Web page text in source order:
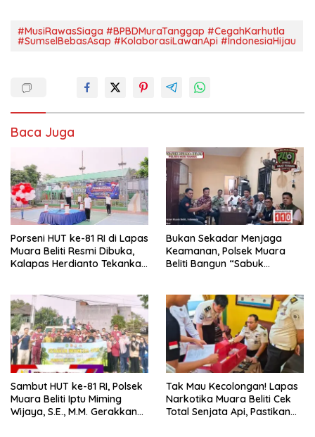
#MusiRawasSiaga #BPBDMuraTanggap #CegahKarhutla
#SumselBebasAsap #KolaborasiLawanApi #IndonesiaHijau
Baca Juga
Porseni HUT ke-81 RI di Lapas
Muara Beliti Resmi Dibuka,
Kalapas Herdianto Tekankan
Bukan Sekadar Menjaga
Keamanan, Polsek Muara
Beliti Bangun “Sabuk
Sambut HUT ke-81 RI, Polsek
Muara Beliti Iptu Miming
Wijaya, S.E., M.M. Gerakkan
Tak Mau Kecolongan! Lapas
Narkotika Muara Beliti Cek
Total Senjata Api, Pastikan